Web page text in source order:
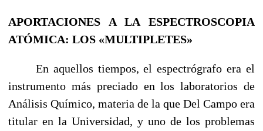
APORTACIONES A LA ESPECTROSCOPIA
ATÓMICA: LOS «MULTIPLETES»
En aquellos tiempos, el espectrógrafo era el
instrumento más preciado en los laboratorios de
Análisis Químico, materia de la que Del Campo era
titular en la Universidad, y uno de los pro­blemas